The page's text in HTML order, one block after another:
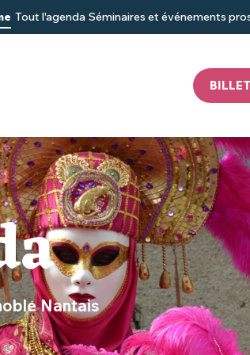
Tout l'agenda Séminaires et événements
Nantais